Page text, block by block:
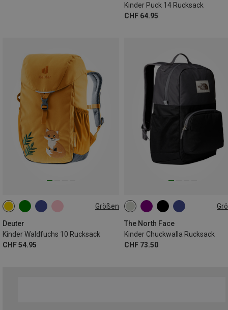
Kinder Puck 14 Rucksack
CHF 64.95
Größen
Deuter
Kinder Waldfuchs 10 Rucksack
CHF 54.95
10L
The North Face
Kinder Chuckwalla Rucksack
CHF 73.50
ONE SIZE